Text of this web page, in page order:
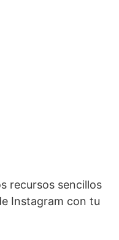
recursos sencillos
Instagram con tu